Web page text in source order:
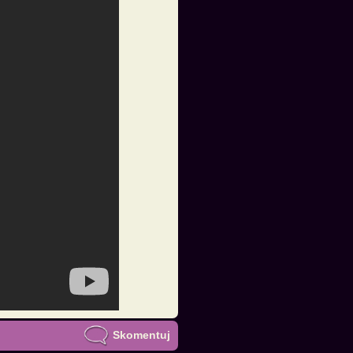
Skomentuj